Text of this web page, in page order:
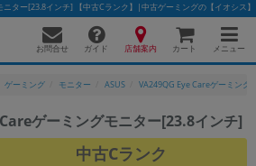
ター[23.8インチ] 【中古Cランク】|中古ゲーミングの【イオシス】
お問合せ ガイド 店舗案内 カート メニュー
ゲーミング モニター ASUS VA249QG Eye Careゲーミング
ゲーミングモニター[23.8インチ]
中古Cランク